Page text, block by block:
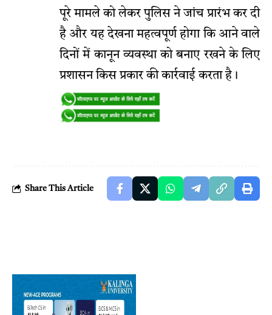
पूरे मामले को लेकर पुलिस ने जांच प्रारंभ कर दी
है और यह देखना महत्वपूर्ण होगा कि आने वाले
दिनों में कानून व्यवस्था को बनाए रखने के लिए
प्रशासन किस प्रकार की कार्रवाई करता है।
Share This Article